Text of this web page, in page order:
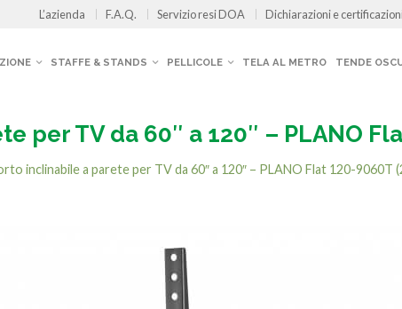
L’azienda F.A.Q. Servizio resi DOA Dichiarazioni e
STAFFE & STANDS PELLICOLE TELA AL METRO TENDE
per TV da 60″ a 120″ – PLANO
inclinabile a parete per TV da 60″ a 120″ – PLANO Flat 120-9060T